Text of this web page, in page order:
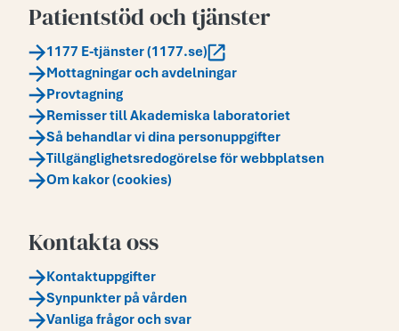
Patientstöd och tjänster
1177 E-tjänster (1177.se)
Mottagningar och avdelningar
Provtagning
Remisser till Akademiska laboratoriet
Så behandlar vi dina personuppgifter
Tillgänglighetsredogörelse för webbplatsen
Om kakor (cookies)
Kontakta oss
Kontaktuppgifter
Synpunkter på vården
Vanliga frågor och svar